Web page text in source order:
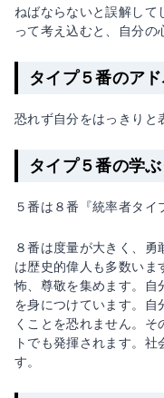
ねばならないと誤解して
って考え込むと、自分の
タイプ５番のア
恐れず自分をはっきりと
タイプ５番の学
５番は８番『統率者タイ
８番は度量が大きく、勇
は歴史的偉人も多数いま
怖、尊敬を集めます。自
を身につけています。自
くことを恐れません。
トでも発揮されます。
す。